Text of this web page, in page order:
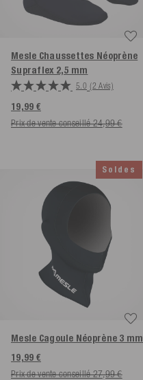
Mesle Chaussettes Néoprène
Supraflex 2,5 mm
5.0 (2 Avis)
19,99 €
Prix de vente conseillé 24,99 €
Soldes
Mesle Cagoule Néoprène 3 mm
19,99 €
Prix de vente conseillé 27,99 €